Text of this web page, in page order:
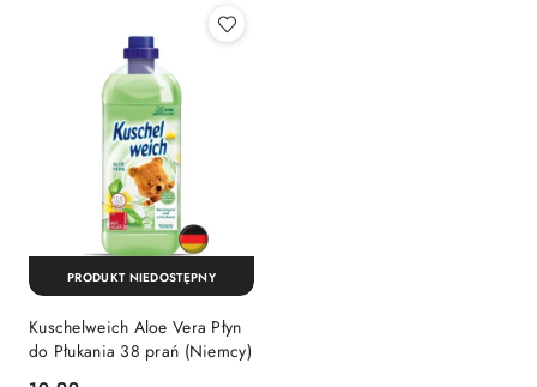
Kuschelweich Aloe Vera Płyn
do Płukania 38 prań (Niemcy)
PRODUKT NIEDOSTĘPNY